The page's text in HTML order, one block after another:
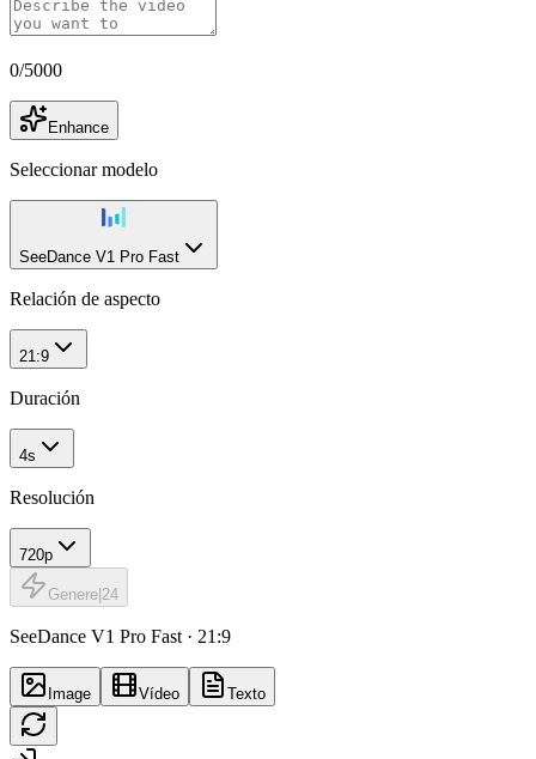
0/5000
Enhance
Seleccionar modelo
SeeDance V1 Pro Fast
Relación de aspecto
21:9
Duración
4s
Resolución
720p
Genere 24
SeeDance V1 Pro Fast · 21:9
Image Vídeo Texto